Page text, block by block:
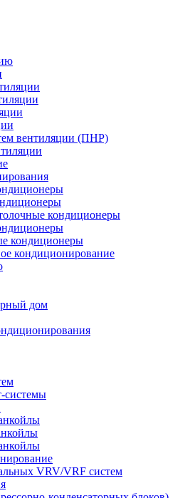
вентиляции (ПНР)
кондиционеры
кондиционеры
кондиционирование
дом
системы
VRV/VRF систем